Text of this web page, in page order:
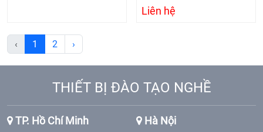
Liên hệ
‹ 1 2 ›
THIẾT BỊ ĐÀO TẠO NGHỀ
TP. Hồ Chí Minh Hà Nội